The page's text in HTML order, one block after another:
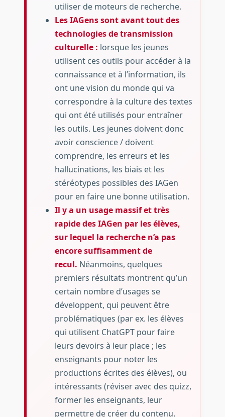
utiliser de moteurs de recherche.
Les IAGens sont avant tout des
technologies de transmission
culturelle : lorsque les jeunes
utilisent ces outils pour accéder à la
connaissance et à l’information, ils
ont une vision du monde qui va
correspondre à la culture des textes
qui ont été utilisés pour entraîner
les outils. Les jeunes doivent donc
avoir conscience / doivent
comprendre, les erreurs et les
hallucinations, les biais et les
stéréotypes possibles des IAGen
pour en faire une bonne utilisation.
Il y a un usage massif et très
rapide des IAGen par les élèves,
sur lequel la recherche n’a pas
encore suffisamment de
recul. Néanmoins, quelques
premiers résultats montrent qu’un
certain nombre d’usages se
développent, qui peuvent être
problématiques (par ex. les élèves
qui utilisent ChatGPT pour faire
leurs devoirs à leur place ; les
enseignants pour noter les
productions écrites des élèves), ou
intéressants (réviser avec des quizz,
former les enseignants, leur
permettre de créer du contenu,